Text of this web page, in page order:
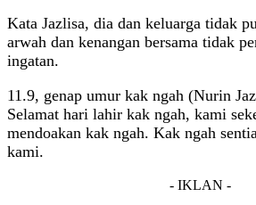
Kata Jazlisa, dia dan keluarga tidak
arwah dan kenangan bersama tidak
ingatan.
11.9, genap umur kak ngah (Nurin
Selamat hari lahir kak ngah, kami
mendoakan kak ngah. Kak ngah
kami.
- IKLAN -